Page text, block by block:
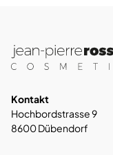
Kontakt
Hochbordstrasse 9
8600 Dübendorf